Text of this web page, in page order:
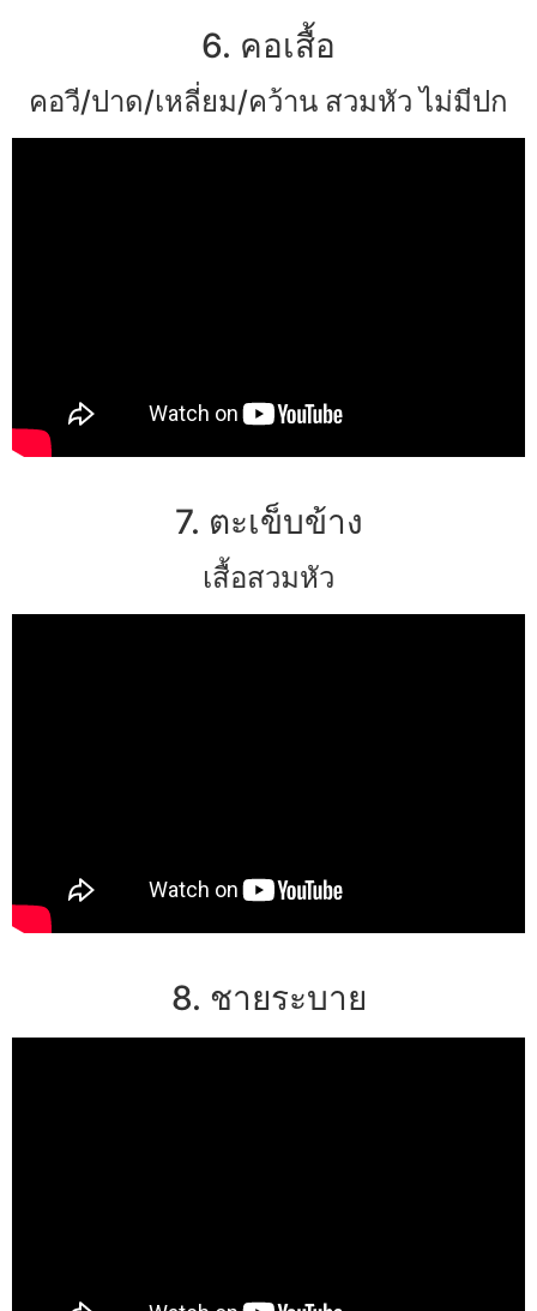
6. คอเสื้อ
คอวี/ปาด/เหลี่ยม/คว้าน สวมหัว ไม่มีปก
7. ตะเข็บข้าง
เสื้อสวมหัว
8. ชายระบาย